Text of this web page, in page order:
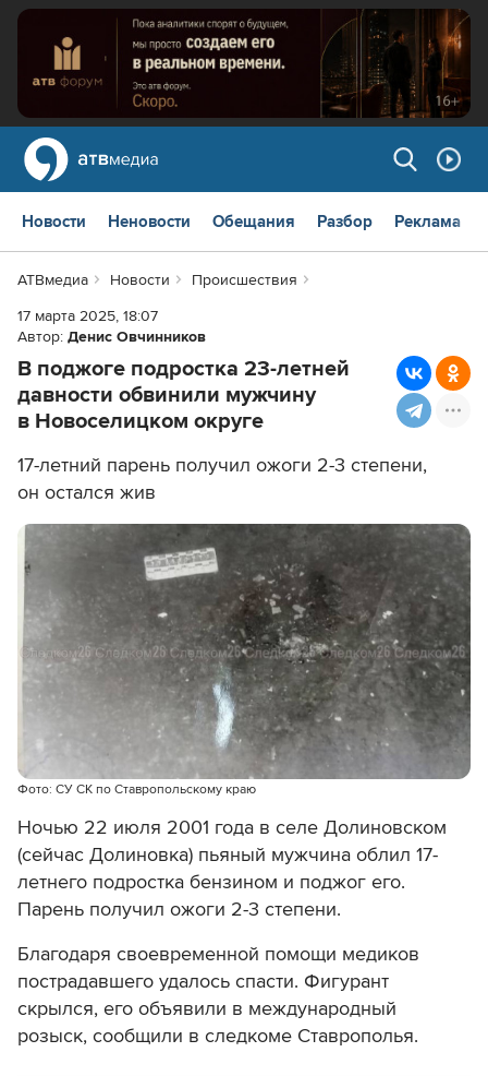
Новости Неновости Обещания Разбор Реклама
АТВмедиа Новости
Происшествия
17 марта 2025, 18:07
Автор: Денис Овчинников
В поджоге подростка 23-летней
давности обвинили мужчину
в Новоселицком округе
17-летний парень получил ожоги 2-3 степени,
он остался жив
Фото: СУ СК по Ставропольскому краю
Ночью 22 июля 2001 года в селе Долиновском
(сейчас Долиновка) пьяный мужчина облил 17-
летнего подростка бензином и поджог его.
Парень получил ожоги 2-3 степени.
Благодаря своевременной помощи медиков
пострадавшего удалось спасти. Фигурант
скрылся, его объявили в международный
розыск, сообщили в следкоме Ставрополья.